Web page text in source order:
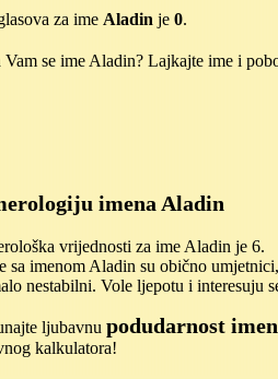
za ime Aladin je 0.
Vam se ime Aladin? Lajkajte ime i
imena Aladin
vrijednosti za ime Aladin je 6.
sa imenom Aladin su obično
nestabilni. Vole ljepotu i interesuju
ljubavnu podudarnost
kalkulatora!